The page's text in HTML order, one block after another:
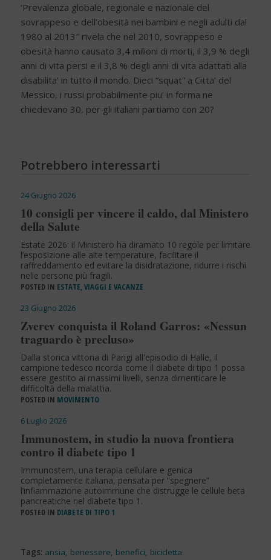
‘Prevalenza globale, regionale e nazionale del
sovrappeso e dell’obesità nei bambini e negli adulti dal
1980 al 2013″ rivela che nel 2010, sovrappeso e
obesità hanno causato 3,4 milioni di morti, il 3,9 % degli
anni di vita persi e il 3,8 % degli anni di vita adattati alla
disabilita’ in tutto il mondo. Dieci “squat” a Citta’ del
Messico, i russi probabilmente piu’ in forma ne
chiedevano 30, per gli italiani partiamo con 20?
Potrebbero interessarti
24 Giugno 2026
10 consigli per vincere il caldo, dal Ministero
della Salute
Estate 2026: il Ministero ha diramato 10 regole per limitare
l’esposizione alle alte temperature, facilitare il
raffreddamento ed evitare la disidratazione, ridurre i rischi
nelle persone più fragili.
POSTED IN ESTATE, VIAGGI E VACANZE
23 Giugno 2026
Zverev conquista il Roland Garros: «Nessun
traguardo è precluso»
Dalla storica vittoria di Parigi all'episodio di Halle, il
campione tedesco ricorda come il diabete di tipo 1 possa
essere gestito ai massimi livelli, senza dimenticare le
difficoltà della malattia.
POSTED IN MOVIMENTO
6 Luglio 2026
Immunostem, in studio la nuova frontiera
contro il diabete tipo 1
Immunostem, una terapia cellulare e genica
completamente italiana, pensata per “spegnere”
l’infiammazione autoimmune che distrugge le cellule beta
pancreatiche nel diabete tipo 1.
POSTED IN DIABETE DI TIPO 1
Tags: ansia, benessere, benefici, bicicletta